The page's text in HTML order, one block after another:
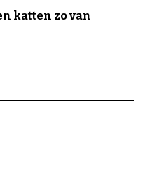
katten zo van